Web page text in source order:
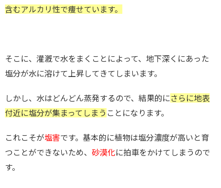
含むアルカリ性で痩せています。
そこに、灌漑で水をまくことによって、地下深くにあった
塩分が水に溶けて上昇してきてしまいます。
しかし、水はどんどん蒸発するので、結果的にさらに地表
付近に塩分が集まってしまう ことになります。
これこそが塩害です。基本的に植物は塩分濃度が高いと育
つことができないため、 砂漠化に拍車をかけてしまうので
す。